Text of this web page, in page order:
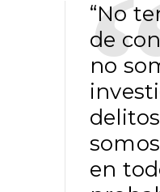
“No
de
no
en